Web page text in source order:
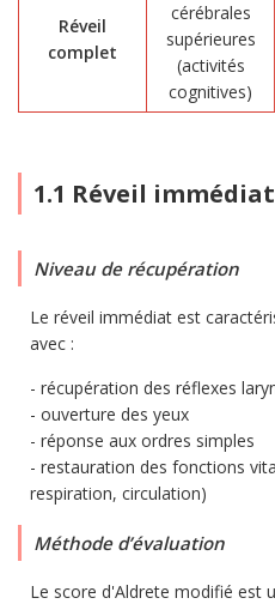
Réveil
complet
cérébrales
supérieures
(activités
cognitives)
1.1 Réveil immédiat
Niveau de récupération
Le réveil immédiat est
avec :
récupération des réflexes
ouverture des yeux
réponse aux ordres simples
restauration des fonctions
respiration, circulation)
Méthode d’évaluation
Le score d'Aldrete modifié est